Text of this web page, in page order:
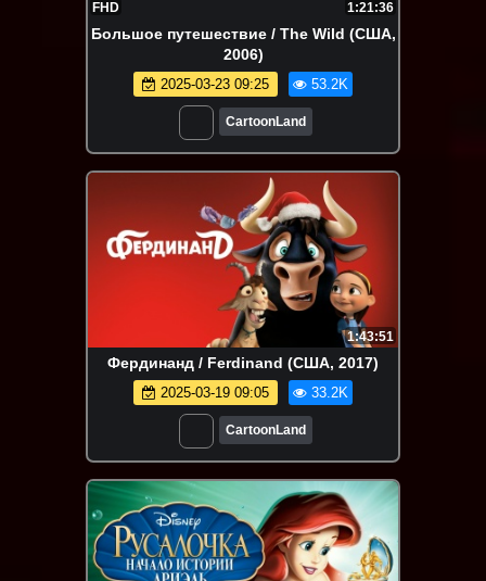
FHD 1:21:36
Большое путешествие / The Wild (США,
2006)
2025-03-23 09:25 53.2K
CartoonLand
1:43:51
Фердинанд / Ferdinand (США, 2017)
2025-03-19 09:05 33.2K
CartoonLand